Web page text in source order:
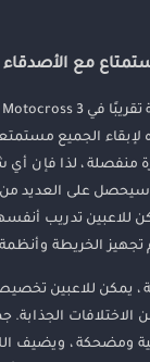
مع الأصدقاء
لإبقاء الجميع
منفصلة ، لذا
على العديد من
للاعبين تدريب
تجهيز الخريطة
، يمكن للاعبين
الاختلافات الجذابة.
ومضحكة ، ويضيف